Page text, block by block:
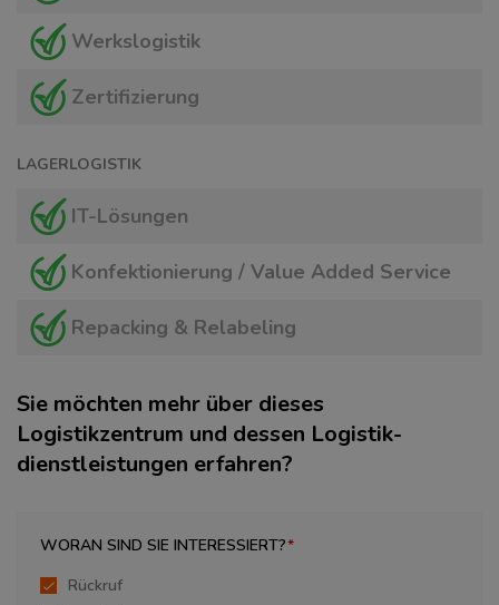
Werkslogistik
Zertifizierung
LAGERLOGISTIK
IT-Lösungen
Konfektionierung / Value Added Service
Repacking & Relabeling
Sie möchten mehr über dieses
Logistikzentrum und dessen Logistik­
dienstleistungen erfahren?
WORAN SIND SIE INTERESSIERT?
Rückruf